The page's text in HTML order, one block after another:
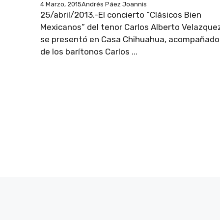
4 Marzo, 2015Andrés Páez Joannis
25/abril/2013.-El concierto “Clásicos Bien
Mexicanos” del tenor Carlos Alberto
se presentó en Casa Chihuahua, acompañado
de los barítonos Carlos ...